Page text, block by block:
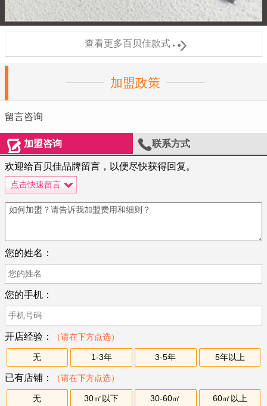
查看更多百贝佳款式
加盟政策
留言咨询
加盟咨询 联系方式
欢迎给百贝佳品牌留言，以便尽快获得回复。
点击快速留言
您的姓名：
您的手机：
开店经验： （请在下方点选）
无 1-3年 3-5年 5年以上
已有店铺： （请在下方点选）
无 30㎡以下 30-60㎡ 60㎡以上